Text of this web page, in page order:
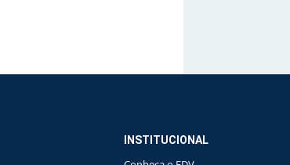
INSTITUCIONAL